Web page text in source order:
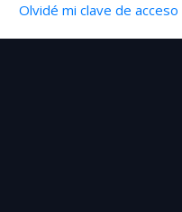
Olvidé mi clave de acceso